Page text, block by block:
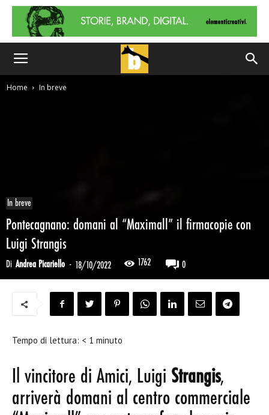
Home In breve
In breve
Pontecagnano: domani al “Maximall” il firmacopie con
Luigi Strangis
Di Andrea Picariello - 18/10/2022 1762 0
Tempo di lettura: < 1 minuto
Il vincitore di Amici, Luigi Strangis,
arriverà domani al centro commerciale